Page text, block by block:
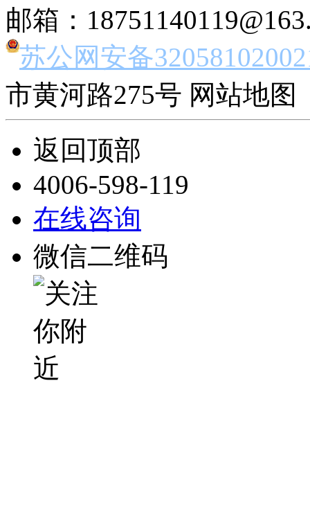
邮箱：
苏公网安备
市黄河路275号 网站地图
返回顶部
4006-598-119
在线咨询
微信二维码